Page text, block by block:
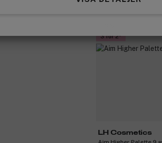
3 för 2
LH Cosmetics